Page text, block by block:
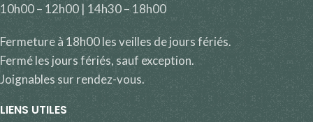
10h00 – 12h00 | 14h30 – 18h00
Fermeture à 18h00 les veilles de jours fériés.
Fermé les jours fériés, sauf exception.
Joignables sur rendez-vous.
LIENS UTILES